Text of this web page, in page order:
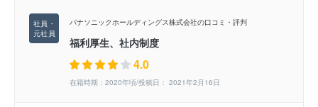
パナソニックホールディングス株式会社の口コミ・評判
福利厚生、社内制度
4.0
在籍時期：2020年頃/投稿日： 2021年2月16日